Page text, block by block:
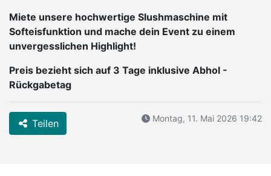
Miete unsere hochwertige Slushmaschine mit
Softeisfunktion und mache dein Event zu einem
unvergesslichen Highlight!
Preis bezieht sich auf 3 Tage inklusive Abhol -
Rückgabetag
Teilen Montag, 11. Mai 2026 19:42